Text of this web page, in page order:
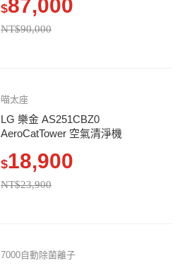
$87,000
NT$90,000
喵太座
LG 樂金 AS251CBZ0
AeroCatTower 空氣清淨機
$18,900
NT$23,900
7000自動除菌離子